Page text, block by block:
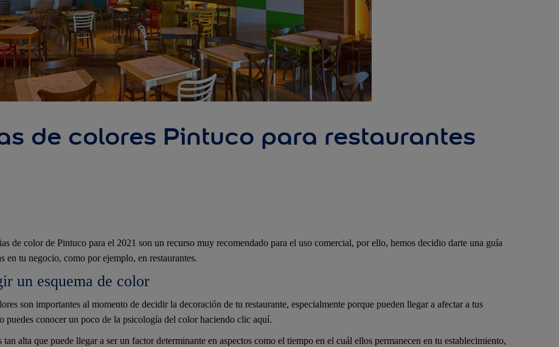
de colores Pintuco para restaurantes
de color de Pintuco para el 2021 son un recurso muy recomendado para el uso comercial, por ello, hemos decidio darte una guía
en tu negocio, como por ejemplo, en restaurantes.
un esquema de color
son importantes al momento de decidir la decoración de tu restaurante, especialmente porque pueden llegar a afectar a tus
puedes conocer un poco de la psicología del color haciendo clic aquí.
tan alta que puede llegar a ser un factor determinante en aspectos como el tiempo en el cuál ellos permanecen en tu establecimiento,